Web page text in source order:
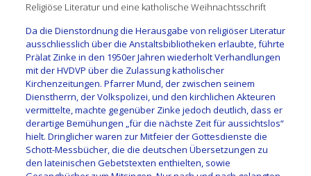
Religiöse Literatur und eine katholische Weihnachtsschrift
Da die Dienstordnung die Herausgabe von religiöser Literatur
ausschliesslich über die Anstaltsbibliotheken erlaubte, führte
Prälat Zinke in den 1950er Jahren wiederholt Verhandlungen
mit der HVDVP über die Zulassung katholischer
Kirchenzeitungen. Pfarrer Mund, der zwischen seinem
Dienstherrn, der Volkspolizei, und den kirchlichen Akteuren
vermittelte, machte gegenüber Zinke jedoch deutlich, dass er
derartige Bemühungen „für die nächste Zeit für aussichtslos“
hielt. Dringlicher waren zur Mitfeier der Gottesdienste die
Schott-Messbücher, die die deutschen Übersetzungen zu
den lateinischen Gebetstexten enthielten, sowie